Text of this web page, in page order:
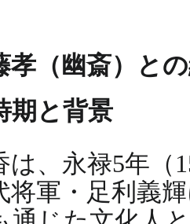
孝（幽斎）と
期と背景
は、永禄5年（
将軍・足利義